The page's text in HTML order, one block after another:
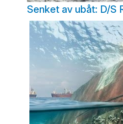
Senket av ubåt: D/S